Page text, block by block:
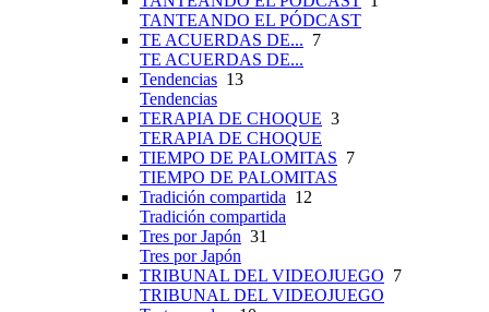
TANTEANDO EL PÓDCAST
TE ACUERDAS DE... 7
TE ACUERDAS DE...
Tendencias 13
Tendencias
TERAPIA DE CHOQUE 3
TERAPIA DE CHOQUE
TIEMPO DE PALOMITAS 7
TIEMPO DE PALOMITAS
Tradición compartida 12
Tradición compartida
Tres por Japón 31
Tres por Japón
TRIBUNAL DEL VIDEOJUEGO 7
TRIBUNAL DEL VIDEOJUEGO